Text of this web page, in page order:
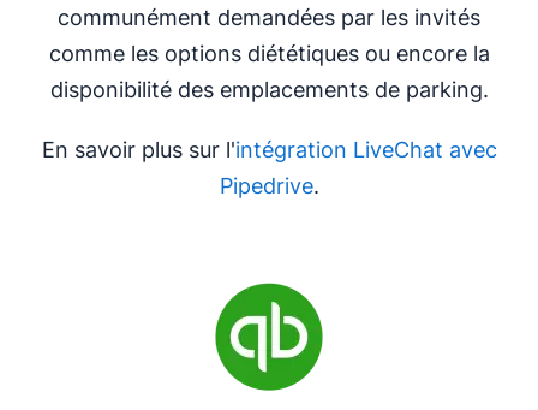
communément demandées par les invités
comme les options diététiques ou encore la
disponibilité des emplacements de parking.
En savoir plus sur l'intégration LiveChat avec
Pipedrive.